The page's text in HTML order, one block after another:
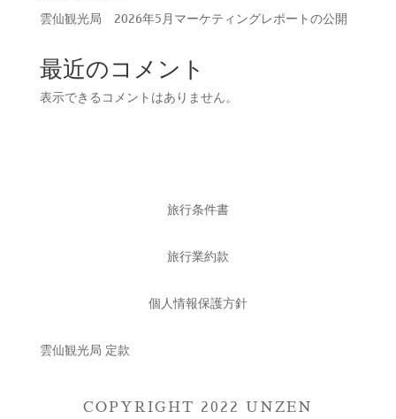
雲仙観光局 2026年5月マーケティングレポートの公開
最近のコメント
表示できるコメントはありません。
旅行条件書
旅行業約款
個人情報保護方針
雲仙観光局 定款
COPYRIGHT 2022 UNZEN